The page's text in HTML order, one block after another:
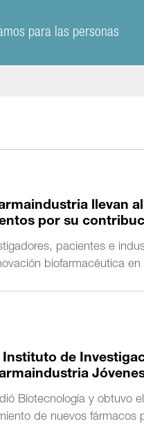
para las personas
llevan
por su
pacientes e
biofarmacéutica en
de
Biotecnología y obtuvo
de nuevos